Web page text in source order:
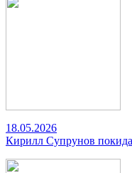
18.05.2026
Кирилл Супрунов